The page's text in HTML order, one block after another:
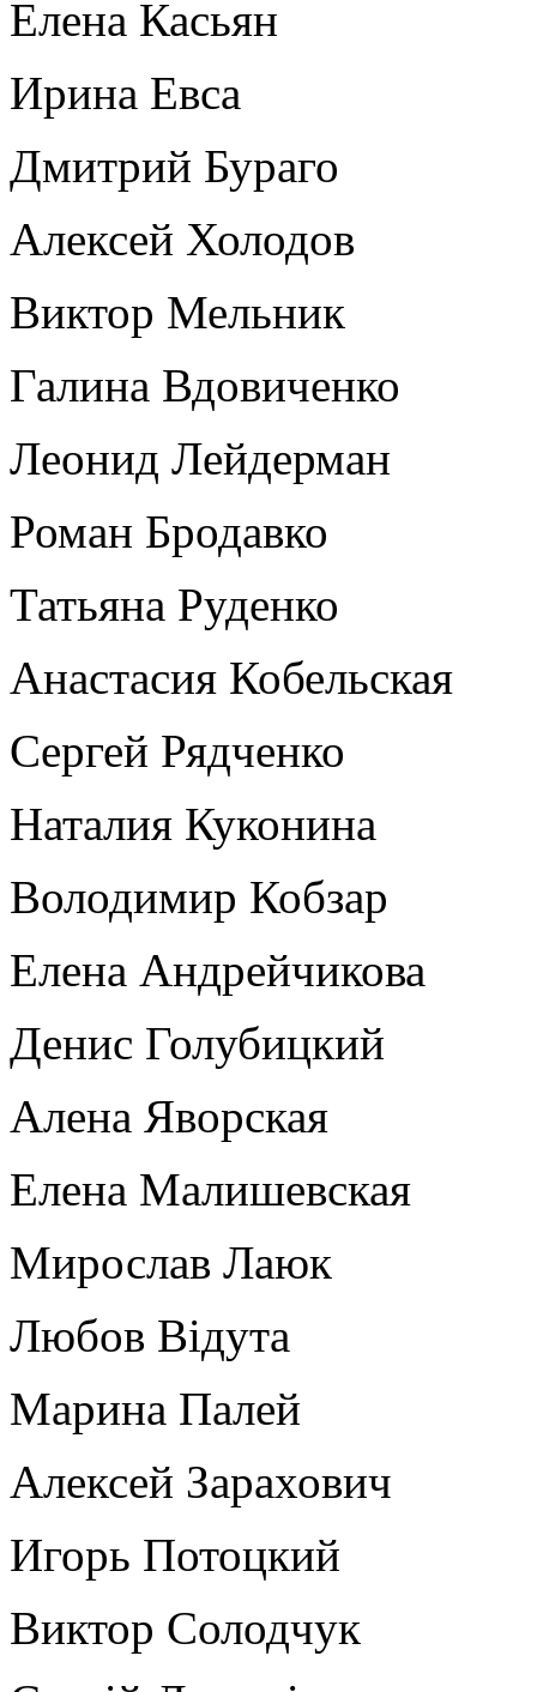
Елена Касьян
Ирина Евса
Дмитрий Бураго
Алексей Холодов
Виктор Мельник
Галина Вдовиченко
Леонид Лейдерман
Роман Бродавко
Татьяна Руденко
Анастасия Кобельская
Сергей Рядченко
Наталия Куконина
Володимир Кобзар
Елена Андрейчикова
Денис Голубицкий
Алена Яворская
Елена Малишевская
Мирослав Лаюк
Любов Відута
Марина Палей
Алексей Зарахович
Игорь Потоцкий
Виктор Солодчук